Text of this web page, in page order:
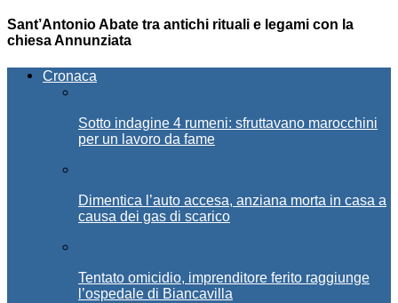
Sant’Antonio Abate tra antichi rituali e legami con la
chiesa Annunziata
Cronaca
Sotto indagine 4 rumeni: sfruttavano marocchini
per un lavoro da fame
Dimentica l’auto accesa, anziana morta in casa a
causa dei gas di scarico
Tentato omicidio, imprenditore ferito raggiunge
l’ospedale di Biancavilla